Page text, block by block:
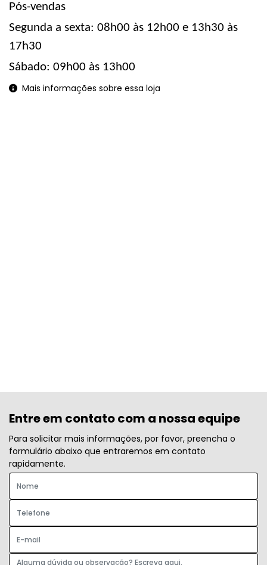
Pós-vendas
Segunda a sexta: 08h00 às 12h00 e 13h30 às
17h30
Sábado: 09h00 às 13h00
Mais informações sobre essa loja
Entre em contato com a nossa equipe
Para solicitar mais informações, por favor, preencha o
formulário abaixo que entraremos em contato
rapidamente.